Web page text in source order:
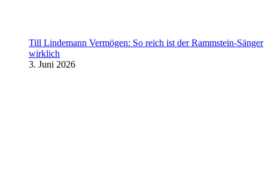
Till Lindemann Vermögen: So reich ist der Rammstein-Sänger
wirklich
3. Juni 2026